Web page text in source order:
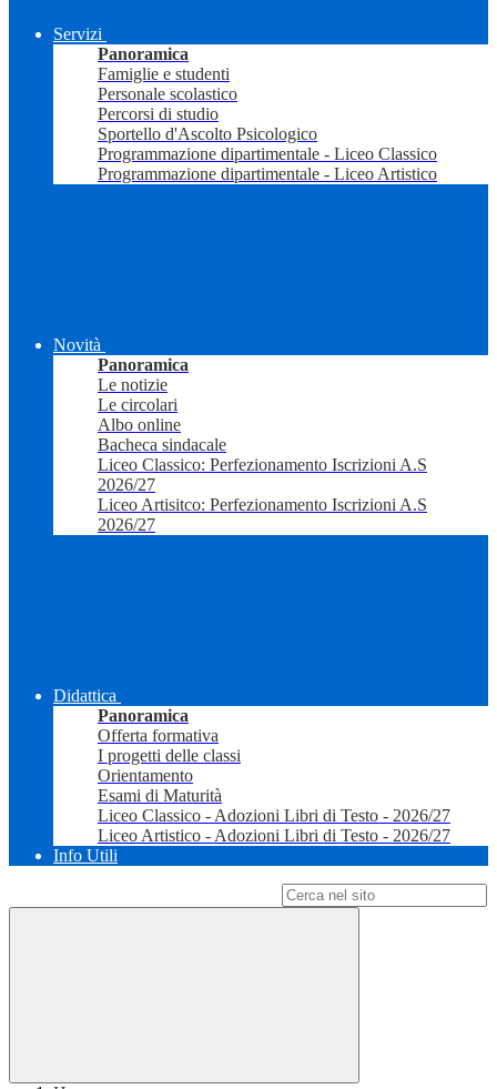
Servizi
Panoramica
Famiglie e studenti
Personale scolastico
Percorsi di studio
Sportello d'Ascolto Psicologico
Programmazione dipartimentale - Liceo Classico
Programmazione dipartimentale - Liceo Artistico
Novità
Panoramica
Le notizie
Le circolari
Albo online
Bacheca sindacale
Liceo Classico: Perfezionamento Iscrizioni A.S
2026/27
Liceo Artisitco: Perfezionamento Iscrizioni A.S
2026/27
Didattica
Panoramica
Offerta formativa
I progetti delle classi
Orientamento
Esami di Maturità
Liceo Classico - Adozioni Libri di Testo - 2026/27
Liceo Artistico - Adozioni Libri di Testo - 2026/27
Info Utili